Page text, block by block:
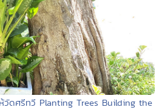
วัดศรีทวี Planting Trees Building the